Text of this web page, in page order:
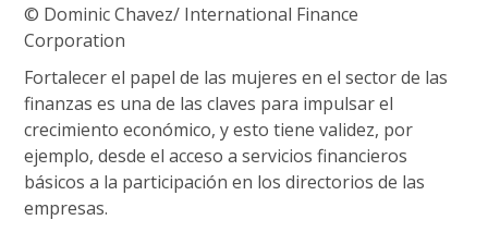
© Dominic Chavez/ International Finance
Corporation
Fortalecer el papel de las mujeres en el sector de las
finanzas es una de las claves para impulsar el
crecimiento económico, y esto tiene validez, por
ejemplo, desde el acceso a servicios financieros
básicos a la participación en los directorios de las
empresas.